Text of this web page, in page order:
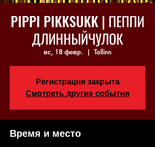
PIPPI PIKKSUKK | ПЕППИ
ДЛИННЫЙЧУЛОК
вс, 18 февр.
  |
Tallinn
Регистрация закрыта
Смотреть другие события
Время и место